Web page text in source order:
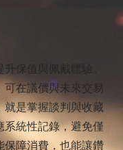
保值與佩戴體驗。
在議價與未來交易
就是掌握談判與收藏
統性記錄，避免僅
保障消費，也能讓鑽